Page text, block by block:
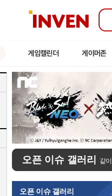
인
게임캘린더 게이머존
오픈 이슈 갤러리 같
오픈 이슈 갤러리